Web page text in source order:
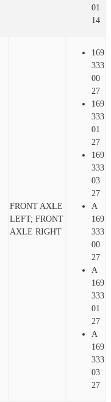
01
14
FRONT AXLE
LEFT; FRONT
AXLE RIGHT
169
333
00
27
169
333
01
27
169
333
03
27
A
169
333
00
27
A
169
333
01
27
A
169
333
03
27